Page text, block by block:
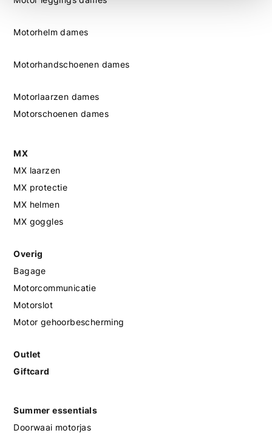
Motorhelm dames
Motorhandschoenen dames
Motorlaarzen dames
Motorschoenen dames
MX
MX laarzen
MX protectie
MX helmen
MX goggles
Overig
Bagage
Motorcommunicatie
Motorslot
Motor gehoorbescherming
Outlet
Giftcard
Summer essentials
Doorwaai motorjas